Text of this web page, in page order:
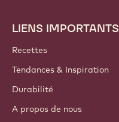
Footer
Callebaut
LIENS IMPORTANTS
Recettes
Tendances & Inspiration
Durabilité
A propos de nous